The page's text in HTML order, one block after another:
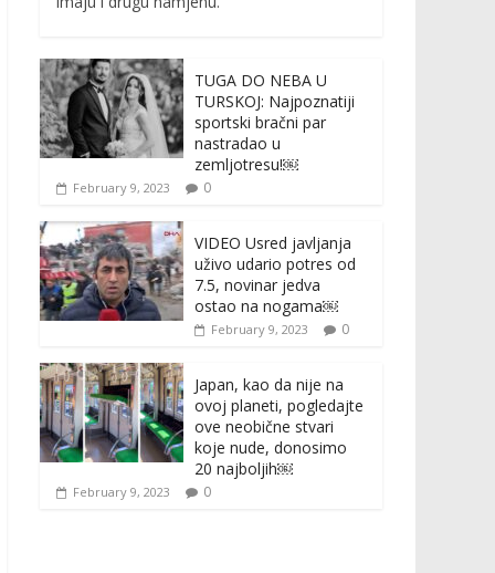
TUGA DO NEBA U
TURSKOJ: Najpoznatiji
sportski bračni par
nastradao u
zemljotresu!￼
February 9, 2023 0
VIDEO Usred javljanja
uživo udario potres od
7.5, novinar jedva
ostao na nogama￼
February 9, 2023 0
Japan, kao da nije na
ovoj planeti, pogledajte
ove neobične stvari
koje nude, donosimo
20 najboljih￼
February 9, 2023 0